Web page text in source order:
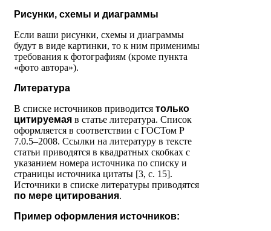
Рисунки, схемы и диаграммы
Если ваши рисунки, схемы и диаграммы
будут в виде картинки, то к ним применимы
требования к фотографиям (кроме пункта
«фото автора»).
Литература
В списке источников приводится только
цитируемая в статье литература. Список
оформляется в соответствии с ГОСТом Р
7.0.5–2008. Ссылки на литературу в тексте
статьи приводятся в квадратных скобках с
указанием номера источника по списку и
страницы источника цитаты [3, с. 15].
Источники в списке литературы приводятся
по мере цитирования.
Пример оформления источников: